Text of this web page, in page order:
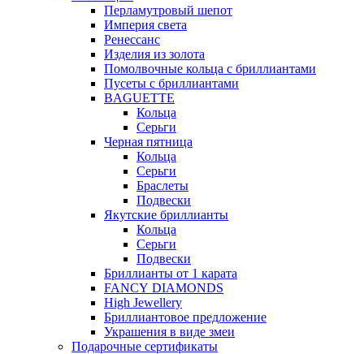
Перламутровый шепот
Империя света
Ренессанс
Изделия из золота
Помолвочные кольца с бриллиантами
Пусеты с бриллиантами
BAGUETTE
Кольца
Серьги
Черная пятница
Кольца
Серьги
Браслеты
Подвески
Якутские бриллианты
Кольца
Серьги
Подвески
Бриллианты от 1 карата
FANCY DIAMONDS
High Jewellery
Бриллиантовое предложение
Украшения в виде змеи
Подарочные сертификаты